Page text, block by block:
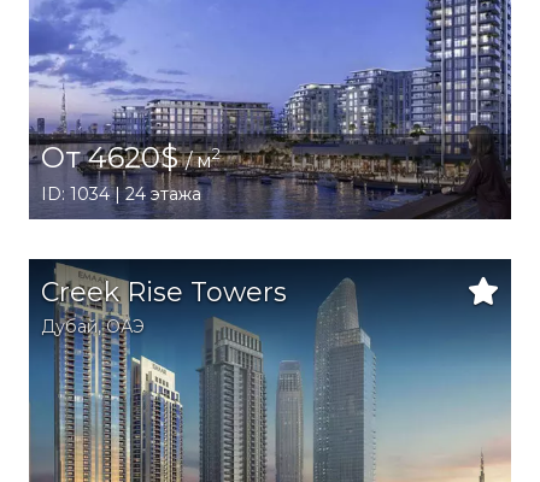
От 4620$/ м2
ID: 1034 | 24 этажа
Creek Rise Towers
Дубай,ОАЭ